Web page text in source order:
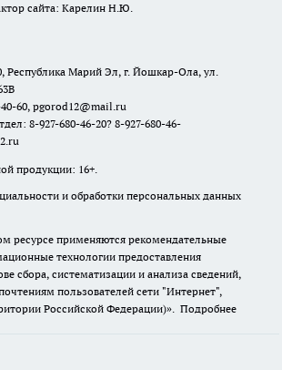
сайта: Карелин Н.Ю.
Республика Марий Эл, г. Йошкар-Ола, ул.
60, pgorod12@mail.ru
8-927-680-46-20? 8-927-680-46-
продукции: 16+.
и обработки персональных данных
ресурсе применяются рекомендательные
технологии предоставления
сбора, систематизации и анализа сведений,
пользователей сети "Интернет",
Российской Федерации)». Подробнее